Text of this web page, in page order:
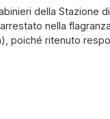
della Stazione
nella
poiché ritenuto
di sostanze